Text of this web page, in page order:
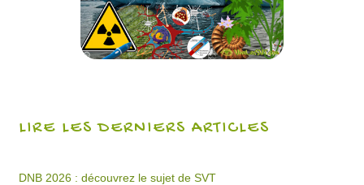
LIRE LES DERNIERS ARTICLES
DNB 2026 : découvrez le sujet de SVT